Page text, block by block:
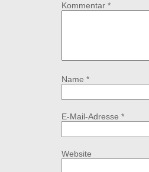
Kommentar *
Name *
E-Mail-Adresse *
Website